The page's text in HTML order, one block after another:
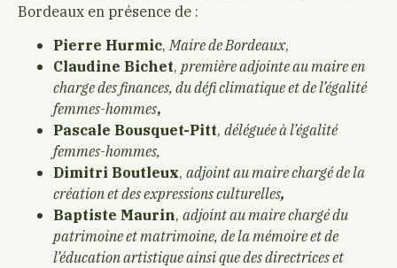
Bordeaux en présence de :
Pierre Hurmic, Maire de Bordeaux,
Claudine Bichet, première adjointe au maire en
charge des finances, du défi climatique et de l’égalité
femmes-hommes,
Pascale Bousquet-Pitt, déléguée à l’égalité
femmes-hommes,
Dimitri Boutleux, adjoint au maire chargé de la
création et des expressions culturelles,
Baptiste Maurin, adjoint au maire chargé du
patrimoine et matrimoine, de la mémoire et de
l’éducation artistique ainsi que des directrices et